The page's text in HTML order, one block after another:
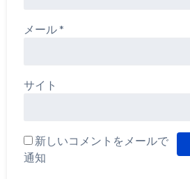
メール*
サイト
新しいコメントをメールで
通知